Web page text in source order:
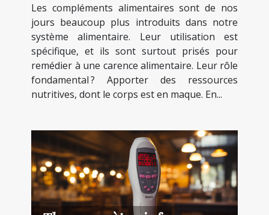
Les compléments alimentaires sont de nos
jours beaucoup plus introduits dans notre
système alimentaire. Leur utilisation est
spécifique, et ils sont surtout prisés pour
remédier à une carence alimentaire. Leur rôle
fondamental ? Apporter des ressources
nutritives, dont le corps est en maque. En...